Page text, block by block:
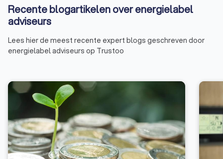
Recente blogartikelen over energielabel
adviseurs
Lees hier de meest recente expert blogs geschreven door
energielabel adviseurs op Trustoo